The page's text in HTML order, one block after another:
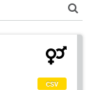
csv